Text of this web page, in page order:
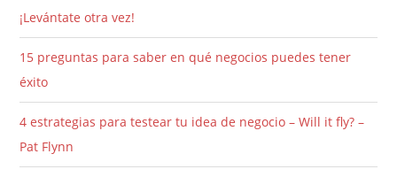
¡Levántate otra vez!
15 preguntas para saber en qué negocios puedes tener
éxito
4 estrategias para testear tu idea de negocio – Will it fly? –
Pat Flynn